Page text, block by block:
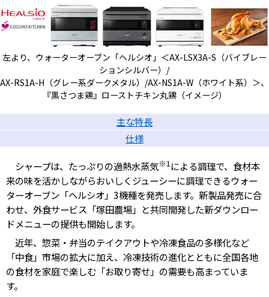
左より、ウォーターオーブン「ヘルシオ」＜AX-LSX3A-S（バイブレー
ションシルバー）/
AX-RS1A-H（グレー系ダークメタル）/AX-NS1A-W（ホワイト系）＞、
『黒さつま鶏』ローストチキン丸鶏（イメージ）
主な特長
仕様
シャープは、たっぷりの過熱水蒸気※1による調理で、食材本
来の味を活かしながらおいしくジューシーに調理できるウォー
ターオーブン「ヘルシオ」3機種を発売します。新製品発売に合
わせ、外食サービス「塚田農場」と共同開発した新ダウンロー
ドメニューの提供も開始します。
近年、惣菜・弁当のテイクアウトや冷凍食品の多様化など
「中食」市場の拡大に加え、冷凍技術の進化とともに全国各地
の食材を家庭で楽しむ「お取り寄せ」の需要も高まっていま
す。